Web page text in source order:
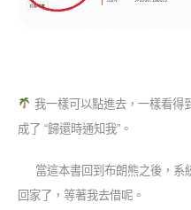
我一樣可以點進去，一樣看得
成了 “歸還時通知我”。
當這本書回到布朗熊之後，系
回家了，等著我去借呢。